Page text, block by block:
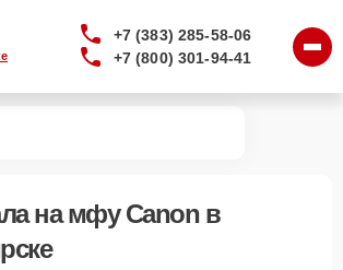
+7 (383) 285-58-06
+7 (800) 301-94-41
на мфу Canon в